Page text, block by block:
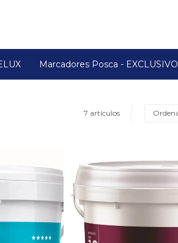
Marcadores Posca - EXCLUSIVO
7 artículos